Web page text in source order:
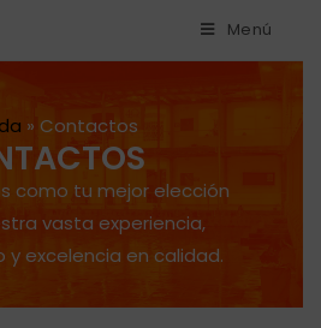
Menú
» Contactos
como tu mejor elección
vasta experiencia,
y excelencia en calidad.